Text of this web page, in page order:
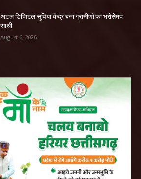
अटल डिजिटल सुविधा केंद्र बना ग्रामीणों का भरोसेमंद
साथी
August 6, 2026